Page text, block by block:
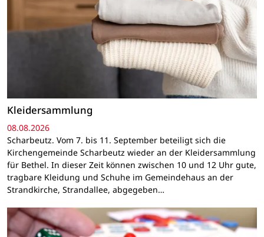
Kleidersammlung
08.08.2026
Scharbeutz. Vom 7. bis 11. September beteiligt sich die
Kirchengemeinde Scharbeutz wieder an der Kleidersammlung
für Bethel. In dieser Zeit können zwischen 10 und 12 Uhr gute,
tragbare Kleidung und Schuhe im Gemeindehaus an der
Strandkirche, Strandallee, abgegeben…